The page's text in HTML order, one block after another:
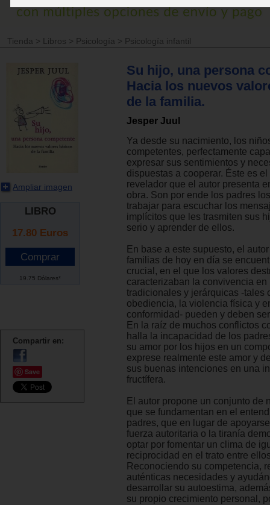
Tienda > Libros > Psicología > Psicología infantil
Ampliar imagen
LIBRO
17.80 Euros
19.75 Dólares*
Compartir en:
Save
Su hijo, una persona
Hacia los nuevos
de la familia.
Jesper Juul
Ya desde su nacimiento, los
competentes, perfectamente
expresar sus sentimientos y
dispuestas a cooperar. Éste es
revelador que el autor presenta
obra. Son por ende los padres
trabajar para escuchar los
implícitos que les trasmiten sus
serio y aprender de ellos.
En base a este supuesto, el
familias de hoy en día se
crucial, en el que los valores
caracterizaban la convivencia en
tradicionales y jerárquicas -tales
obediencia, la violencia física y
conformidad- pueden y deben
En la raíz de muchos conflictos
halla la incapacidad de los
su amor por los hijos en un
exprese realmente este amor y
sus buenas intenciones en una
fructífera.
El autor propone un conjunto de
que se fundamentan en el
padres, que en lugar de
fuerza autoritaria o la tiranía
optar por fomentar un clima de
reciprocidad en el trato entre
Reconociendo su competencia,
auténticas necesidades y
desarrollar su autoestima,
su propio crecimiento personal,